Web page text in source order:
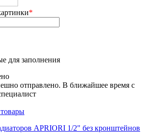
*
для заполнения
отправлено. В ближайшее время с